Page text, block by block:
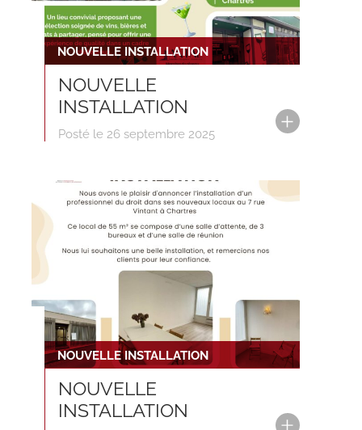
NOUVELLE INSTALLATION
NOUVELLE
INSTALLATION
Posté le 26 septembre 2025
NOUVELLE INSTALLATION
NOUVELLE
INSTALLATION